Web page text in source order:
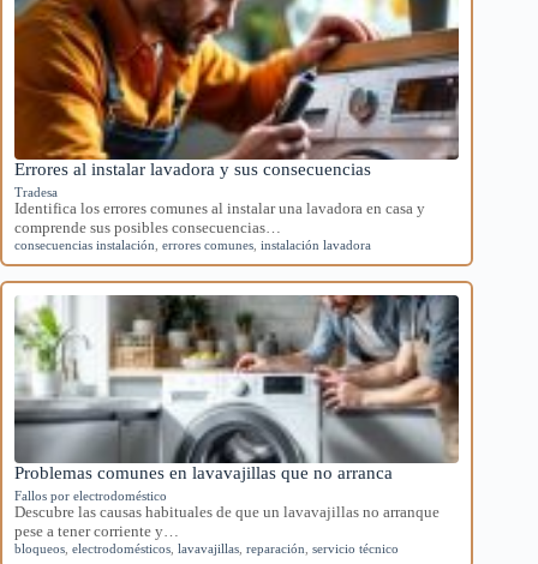
Errores al instalar lavadora y sus consecuencias
Tradesa
Identifica los errores comunes al instalar una lavadora en casa y
comprende sus posibles consecuencias…
consecuencias instalación errores comunes instalación lavadora
Problemas comunes en lavavajillas que no arranca
Fallos por electrodoméstico
Descubre las causas habituales de que un lavavajillas no arranque
pese a tener corriente y…
bloqueos electrodomésticos lavavajillas reparación servicio técnico